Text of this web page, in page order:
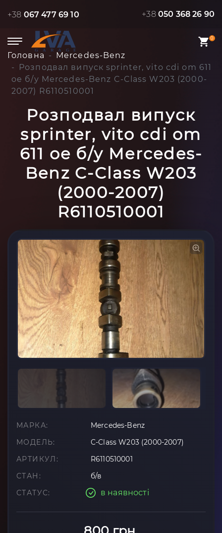
+38 067 477 69 10 +38 050 368 26 90
0
Головна
Mercedes-Benz
Розподвал випуск sprinter, vito cdi om 611
oe б/у Mercedes-Benz C-Class W203 (2000-
2007) R6110510001
Розподвал випуск
sprinter, vito cdi om
611 oe б/у Mercedes-
Benz C-Class W203
(2000-2007)
R6110510001
МАРКА:
Mercedes-Benz
МОДЕЛЬ:
C-Class W203 (2000-2007)
АРТИКУЛ:
R6110510001
СТАН:
б/в
СТАТУС:
в наявності